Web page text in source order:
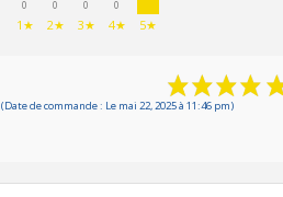
0
1★
0
2★
0
3★
0
4★ 5★
(Date de commande : Le mai 22, 2025 à 11:46 pm)